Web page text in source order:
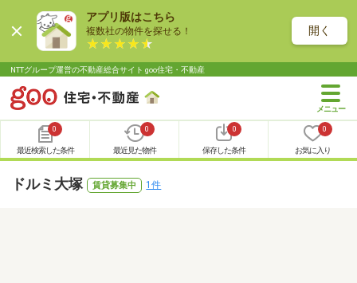
アプリ版はこちら
複数社の物件を探せる！ 開く
NTTグループ運営の不動産総合サイト goo住宅・不動産
0
最近検索した条件
0
最近見た物件
0
保存した条件
0
お気に入り
ドルミ大塚 賃貸募集中 1件